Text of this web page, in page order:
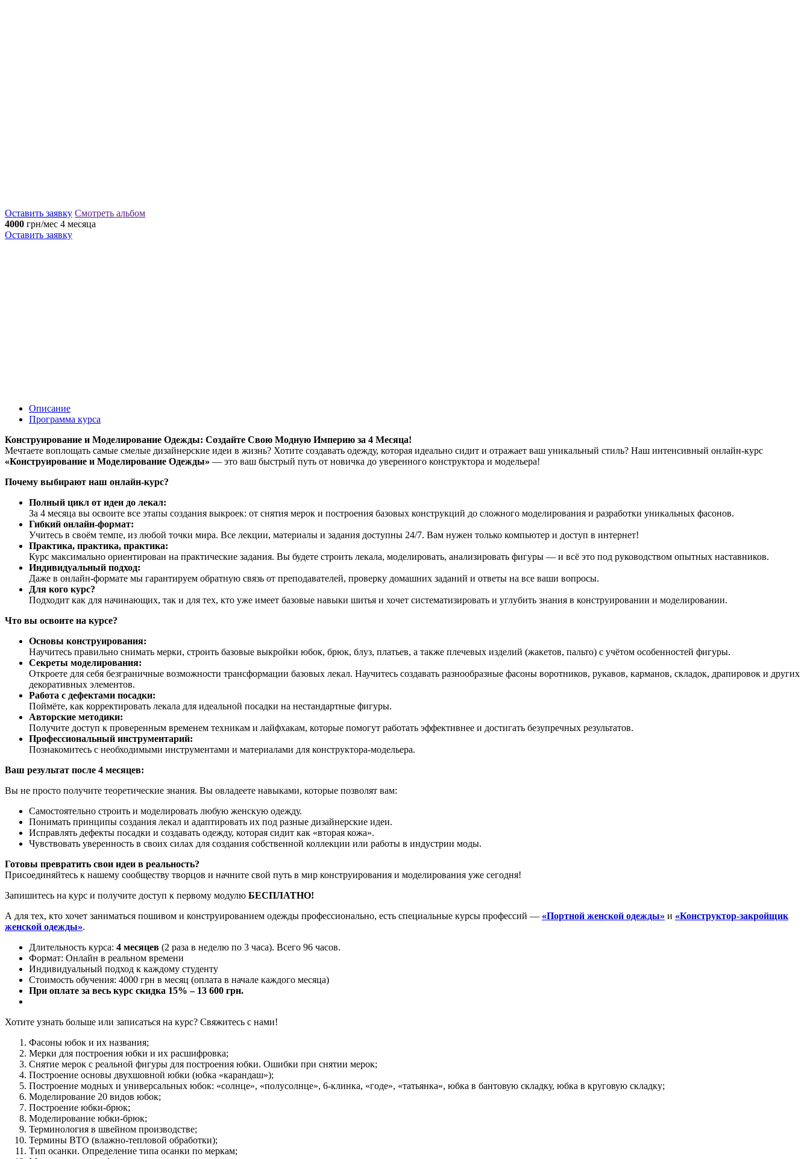
Оставить заявку Смотреть альбом
4000 грн/мес 4 месяца
Оставить заявку
Описание
Программа курса
Конструирование и Моделирование Одежды: Создайте Свою Модную Империю за 4 Месяца!
Мечтаете воплощать самые смелые дизайнерские идеи в жизнь? Хотите создавать одежду, которая идеально сидит и отражает ваш уникальный стиль? Наш интенсивный онлайн-курс
«Конструирование и Моделирование Одежды» — это ваш быстрый путь от новичка до уверенного конструктора и модельера!
Почему выбирают наш онлайн-курс?
Полный цикл от идеи до лекал:
За 4 месяца вы освоите все этапы создания выкроек: от снятия мерок и построения базовых конструкций до сложного моделирования и разработки уникальных фасонов.
Гибкий онлайн-формат:
Учитесь в своём темпе, из любой точки мира. Все лекции, материалы и задания доступны 24/7. Вам нужен только компьютер и доступ в интернет!
Практика, практика, практика:
Курс максимально ориентирован на практические задания. Вы будете строить лекала, моделировать, анализировать фигуры — и всё это под руководством опытных наставников.
Индивидуальный подход:
Даже в онлайн-формате мы гарантируем обратную связь от преподавателей, проверку домашних заданий и ответы на все ваши вопросы.
Для кого курс?
Подходит как для начинающих, так и для тех, кто уже имеет базовые навыки шитья и хочет систематизировать и углубить знания в конструировании и моделировании.
Что вы освоите на курсе?
Основы конструирования:
Научитесь правильно снимать мерки, строить базовые выкройки юбок, брюк, блуз, платьев, а также плечевых изделий (жакетов, пальто) с учётом особенностей фигуры.
Секреты моделирования:
Откроете для себя безграничные возможности трансформации базовых лекал. Научитесь создавать разнообразные фасоны воротников, рукавов, карманов, складок, драпировок и других
декоративных элементов.
Работа с дефектами посадки:
Поймёте, как корректировать лекала для идеальной посадки на нестандартные фигуры.
Авторские методики:
Получите доступ к проверенным временем техникам и лайфхакам, которые помогут работать эффективнее и достигать безупречных результатов.
Профессиональный инструментарий:
Познакомитесь с необходимыми инструментами и материалами для конструктора-модельера.
Ваш результат после 4 месяцев:
Вы не просто получите теоретические знания. Вы овладеете навыками, которые позволят вам:
Самостоятельно строить и моделировать любую женскую одежду.
Понимать принципы создания лекал и адаптировать их под разные дизайнерские идеи.
Исправлять дефекты посадки и создавать одежду, которая сидит как «вторая кожа».
Чувствовать уверенность в своих силах для создания собственной коллекции или работы в индустрии моды.
Готовы превратить свои идеи в реальность?
Присоединяйтесь к нашему сообществу творцов и начните свой путь в мир конструирования и моделирования уже сегодня!
Запишитесь на курс и получите доступ к первому модулю БЕСПЛАТНО!
А для тех, кто хочет заниматься пошивом и конструированием одежды профессионально, есть специальные курсы профессий — «Портной женской одежды» и «Конструктор-закройщик
женской одежды».
Длительность курса: 4 месяцев (2 раза в неделю по 3 часа). Всего 96 часов.
Формат: Онлайн в реальном времени
Индивидуальный подход к каждому студенту
Стоимость обучения: 4000 грн в месяц (оплата в начале каждого месяца)
При оплате за весь курс скидка 15% – 13 600 грн.
Хотите узнать больше или записаться на курс? Свяжитесь с нами!
Фасоны юбок и их названия;
Мерки для построения юбки и их расшифровка;
Снятие мерок с реальной фигуры для построения юбки. Ошибки при снятии мерок;
Построение основы двухшовной юбки (юбка «карандаш»);
Построение модных и универсальных юбок: «солнце», «полусолнце», 6-клинка, «годе», «татьянка», юбка в бантовую складку, юбка в круговую складку;
Моделирование 20 видов юбок;
Построение юбки-брюк;
Моделирование юбки-брюк;
Терминология в швейном производстве;
Термины ВТО (влажно-тепловой обработки);
Тип осанки. Определение типа осанки по меркам;